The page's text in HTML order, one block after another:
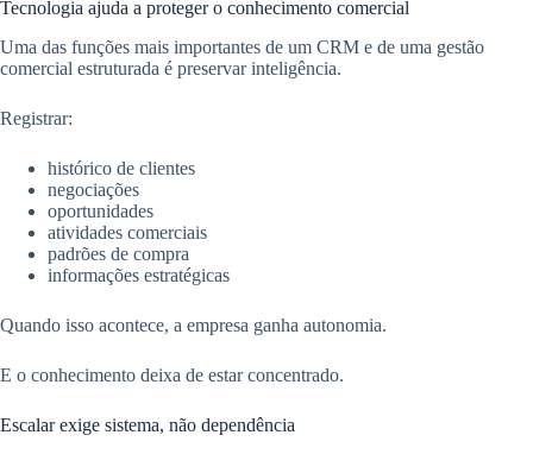
Tecnologia ajuda a proteger o conhecimento comercial
Uma das funções mais importantes de um CRM e de uma gestão
comercial estruturada é preservar inteligência.
Registrar:
histórico de clientes
negociações
oportunidades
atividades comerciais
padrões de compra
informações estratégicas
Quando isso acontece, a empresa ganha autonomia.
E o conhecimento deixa de estar concentrado.
Escalar exige sistema, não dependência